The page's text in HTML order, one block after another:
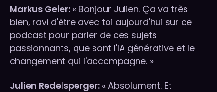
Markus Geier: « Bonjour Julien. Ça va très
bien, ravi d'être avec toi aujourd'hui sur ce
podcast pour parler de ces sujets
passionnants, que sont l'IA générative et le
changement qui l'accompagne. »
Julien Redelsperger: « Absolument. Et